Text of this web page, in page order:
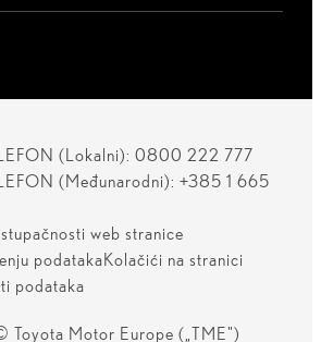
(Lokalni): 0800 222 777
(Međunarodni): +385 1 665
web stranice
podatakaKolačići na stranici
podataka
Toyota Motor Europe („TME")